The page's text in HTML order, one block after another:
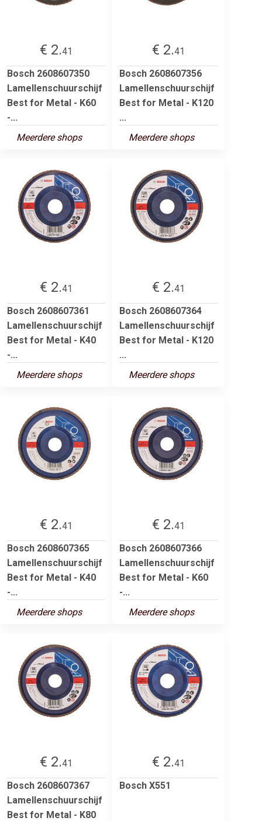
€ 2.41
Bosch 2608607350
Lamellenschuurschijf
Best for Metal - K60
-...
Meerdere shops
€ 2.41
Bosch 2608607356
Lamellenschuurschijf
Best for Metal - K120
...
Meerdere shops
€ 2.41
Bosch 2608607361
Lamellenschuurschijf
Best for Metal - K40
-...
Meerdere shops
€ 2.41
Bosch 2608607364
Lamellenschuurschijf
Best for Metal - K120
...
Meerdere shops
€ 2.41
Bosch 2608607365
Lamellenschuurschijf
Best for Metal - K40
-...
Meerdere shops
€ 2.41
Bosch 2608607366
Lamellenschuurschijf
Best for Metal - K60
-...
Meerdere shops
€ 2.41
Bosch 2608607367
Lamellenschuurschijf
Best for Metal - K80
€ 2.41
Bosch X551